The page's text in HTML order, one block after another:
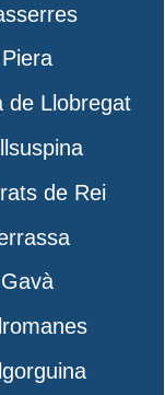
Piera
de Llobregat
de Rei
Gavà